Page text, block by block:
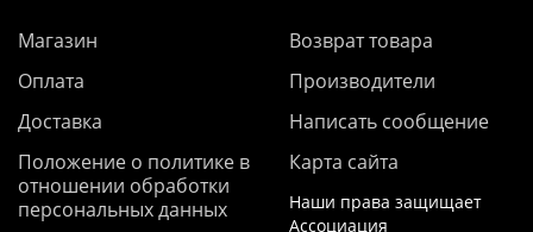
Магазин
Оплата
Доставка
Положение о политике в
отношении обработки
персональных данных
Возврат товара
Производители
Написать сообщение
Карта сайта
Наши права защищает
Ассоциация